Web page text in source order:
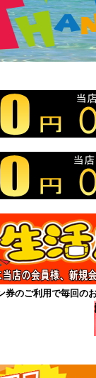
券のご利用で毎回の